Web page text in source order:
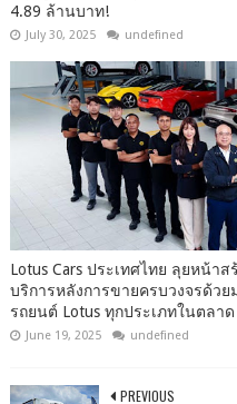
4.89 ล้านบาท!
July 30, 2025 undefined
Lotus Cars ประเทศไทย ลุยหน้า
บริการหลังการขายครบวงจรด้ว
รถยนต์ Lotus ทุกประเภทในตลาด
June 19, 2025 undefined
PREVIOUS